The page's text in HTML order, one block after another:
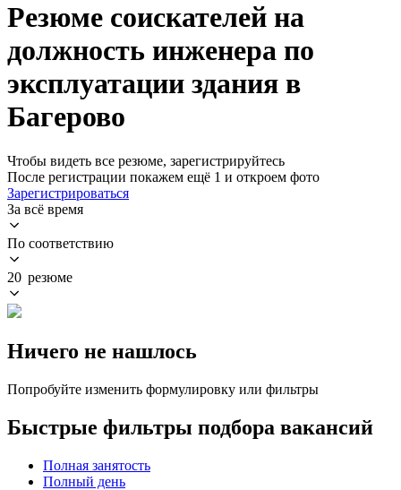
Резюме соискателей на
должность инженера по
эксплуатации здания в
Багерово
Чтобы видеть все резюме, зарегистрируйтесь
После регистрации покажем ещё 1 и откроем фото
Зарегистрироваться
За всё время
По соответствию
20 резюме
Ничего не нашлось
Попробуйте изменить формулировку или фильтры
Быстрые фильтры подбора вакансий
Полная занятость
Полный день